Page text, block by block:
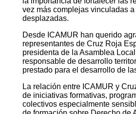
vez más complejas vinculadas
desplazadas.
Desde ICAMUR han querido
representantes de Cruz Roja
presidenta de la Asamblea
responsable de desarrollo
prestado para el desarrollo de
La relación entre ICAMUR y
de iniciativas formativas,
colectivos especialmente